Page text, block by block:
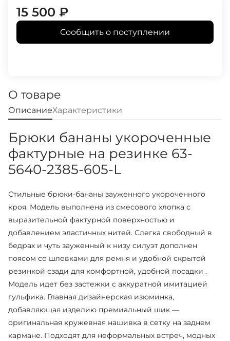
15 500 ₽
Сообщить о поступлении
О товаре
ОписаниеХарактеристики
Брюки бананы укороченные
фактурные на резинке 63-
5640-2385-605-L
Стильные брюки-бананы зауженного укороченного
кроя. Модель выполнена из смесового хлопка с
выразительной фактурной поверхностью и
добавлением эластичных нитей. Слегка свободный в
бедрах и чуть зауженный к низу силуэт дополнен
поясом со шлевками для ремня и удобной скрытой
резинкой сзади для комфортной, удобной посадки .
Модель идет без застежки с аккуратной имитацией
гульфика. Главная дизайнерская изюминка,
добавляющая изделию премиальный шик —
оригинальная кружевная нашивка в сетку на заднем
кармане. Подходят для неформальных встреч, модных